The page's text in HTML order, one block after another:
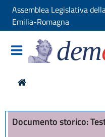
Assemblea Legislativa
Emilia-Romagna
dem
Documento storico: